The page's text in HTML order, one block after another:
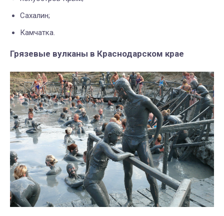
Сахалин;
Камчатка.
Грязевые вулканы в Краснодарском крае